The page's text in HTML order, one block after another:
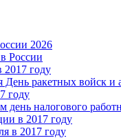
2026
России
2017 году
День ракетных войск и
году
день налогового
в 2017 году
в 2017 году